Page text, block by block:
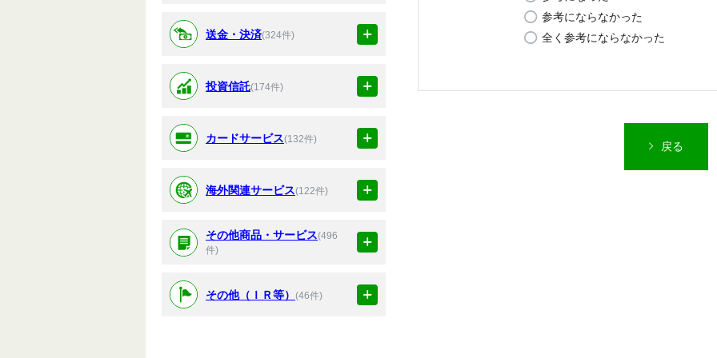
送金・決済(324件)
投資信託(174件)
カードサービス(132件)
海外関連サービス(122件)
その他商品・サービス(496
件)
その他（ＩＲ等） (46件)
参考にならなかった
全く参考にならなかった
戻る